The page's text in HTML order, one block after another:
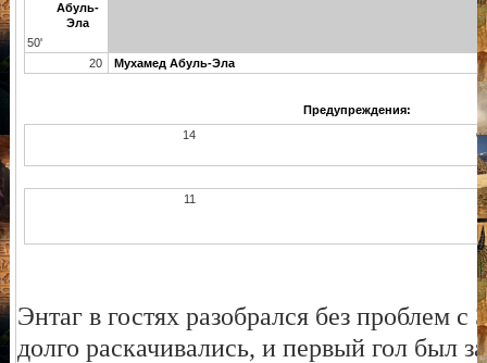
Абуль-
Эла
50'
20
Мухамед Абуль-Эла
Предупреждения:
14
11
Энтаг в гостях разобрался без проблем
долго раскачивались, и первый гол был